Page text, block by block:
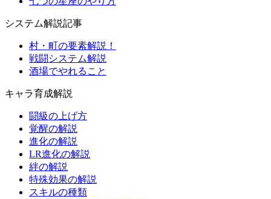
システム解説記事
村・町の要素解説！
戦闘システム解説
酒場でやれること
キャラ育成解説
闘級の上げ方
覚醒の解説
進化の解説
LR進化の解説
絆の解説
特殊効果の解説
スキルの種類